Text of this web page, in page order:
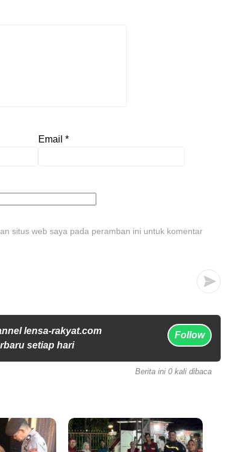
Email *
situs web saya pada peramban ini untuk komentar
lensa-rakyat.com
setiap hari
Follow
Berita ini 0 kali dibaca